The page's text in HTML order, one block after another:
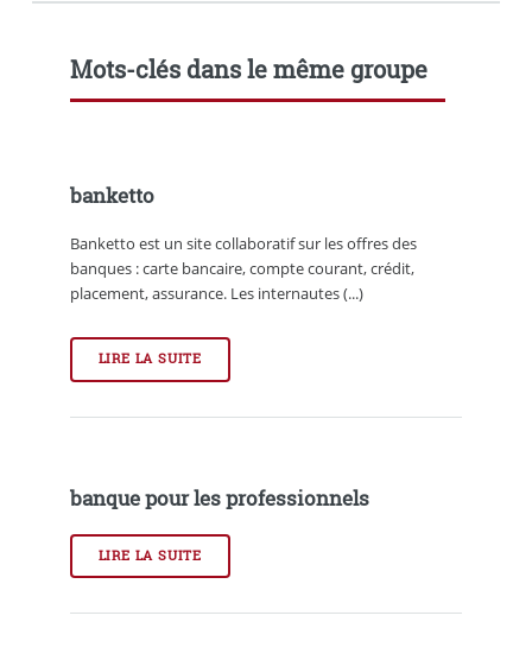
Mots-clés dans le même groupe
banketto
Banketto est un site collaboratif sur les offres des
banques : carte bancaire, compte courant, crédit,
placement, assurance. Les internautes (...)
LIRE LA SUITE
banque pour les professionnels
LIRE LA SUITE